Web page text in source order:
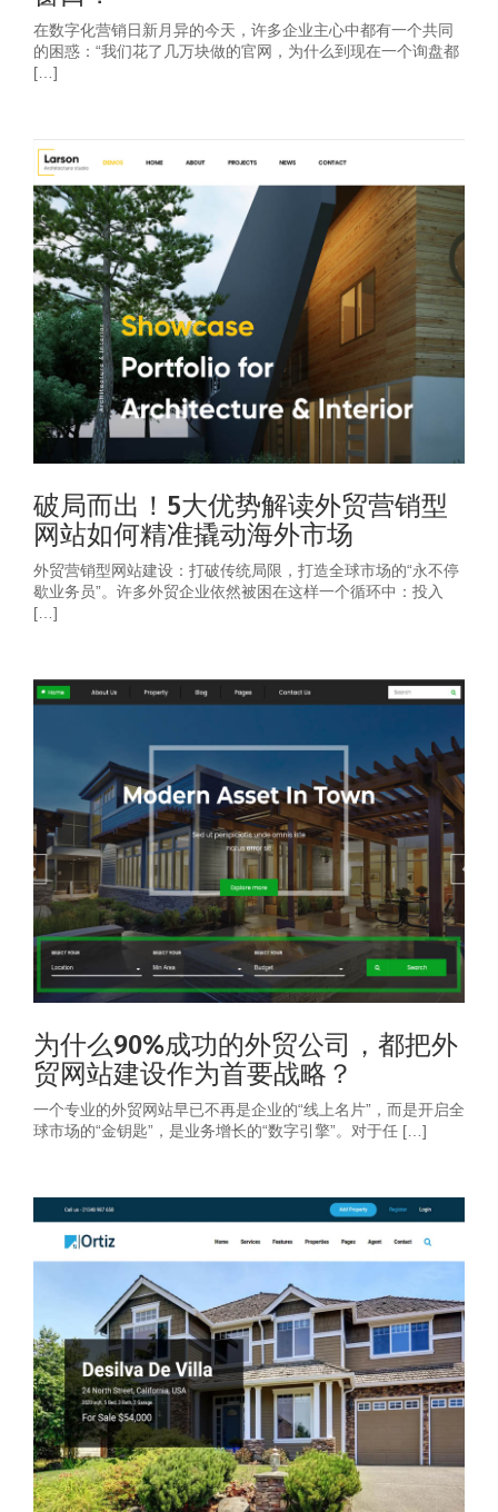
在数字化营销日新月异的今天，许多企业主心中都有一个共同
的困惑：“我们花了几万块做的官网，为什么到现在一个询盘都
[…]
破局而出！5大优势解读外贸营销型
网站如何精准撬动海外市场
外贸营销型网站建设：打破传统局限，打造全球市场的“永不停
歇业务员”。许多外贸企业依然被困在这样一个循环中：投入
[…]
为什么90%成功的外贸公司，都把外
贸网站建设作为首要战略？
一个专业的外贸网站早已不再是企业的“线上名片”，而是开启全
球市场的“金钥匙”，是业务增长的“数字引擎”。对于任 […]